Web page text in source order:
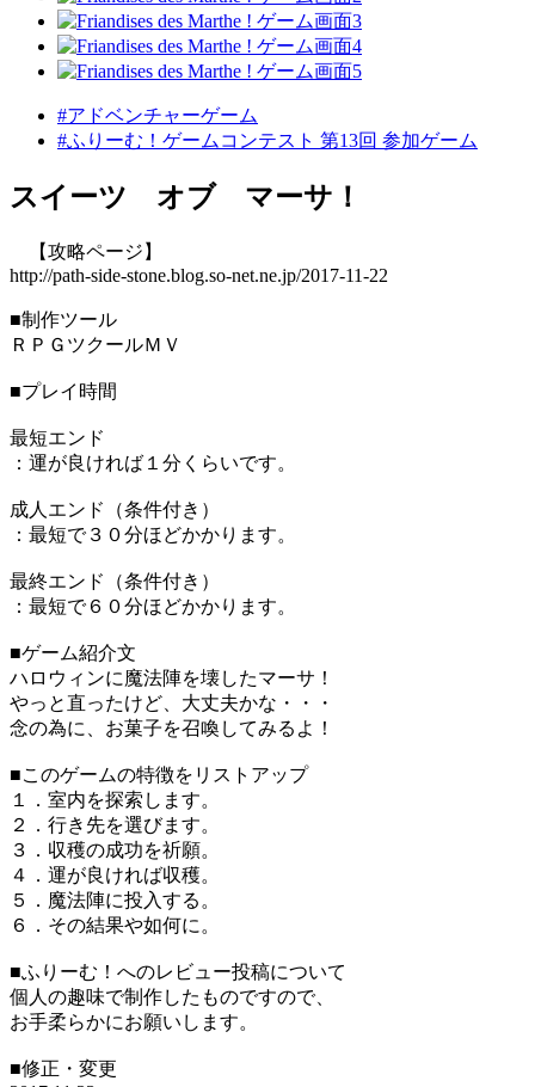
#アドベンチャーゲーム
#ふりーむ！ゲームコンテスト 第13回 参加ゲーム
スイーツ オブ マーサ！
【攻略ページ】
http://path-side-stone.blog.so-net.ne.jp/2017-11-22
■制作ツール
ＲＰＧツクールＭＶ
■プレイ時間
最短エンド
：運が良ければ１分くらいです。
成人エンド（条件付き）
：最短で３０分ほどかかります。
最終エンド（条件付き）
：最短で６０分ほどかかります。
■ゲーム紹介文
ハロウィンに魔法陣を壊したマーサ！
やっと直ったけど、大丈夫かな・・・
念の為に、お菓子を召喚してみるよ！
■このゲームの特徴をリストアップ
１．室内を探索します。
２．行き先を選びます。
３．収穫の成功を祈願。
４．運が良ければ収穫。
５．魔法陣に投入する。
６．その結果や如何に。
■ふりーむ！へのレビュー投稿について
個人の趣味で制作したものですので、
お手柔らかにお願いします。
■修正・変更